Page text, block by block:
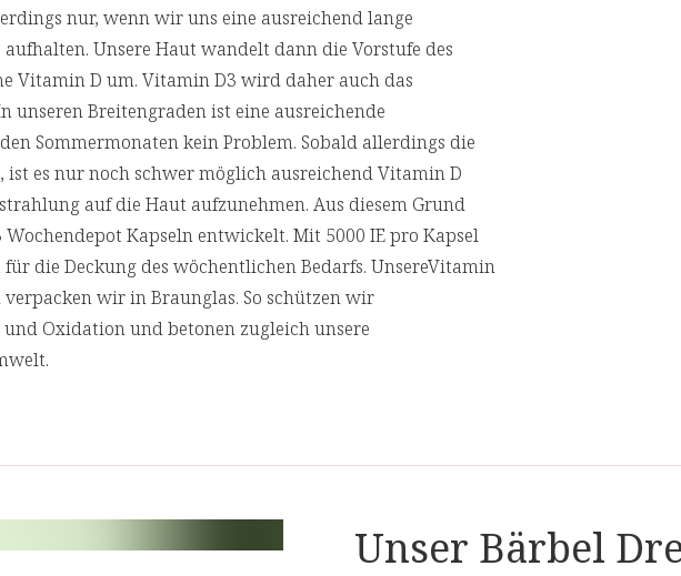
nur, wenn wir uns eine ausreichend lange
Unsere Haut wandelt dann die Vorstufe des
Vitamin D um. Vitamin D3 wird daher auch das
unseren Breitengraden ist eine ausreichende
Sommermonaten kein Problem. Sobald allerdings die
ist es nur noch schwer möglich ausreichend Vitamin D
auf die Haut aufzunehmen. Aus diesem Grund
Kapseln entwickelt. Mit 5000 IE pro Kapsel
die Deckung des wöchentlichen Bedarfs. UnsereVitamin
wir in Braunglas. So schützen wir
Oxidation und betonen zugleich unsere
Unser Bärbel